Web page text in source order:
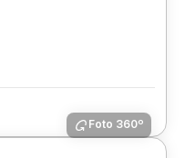
Foto 360º